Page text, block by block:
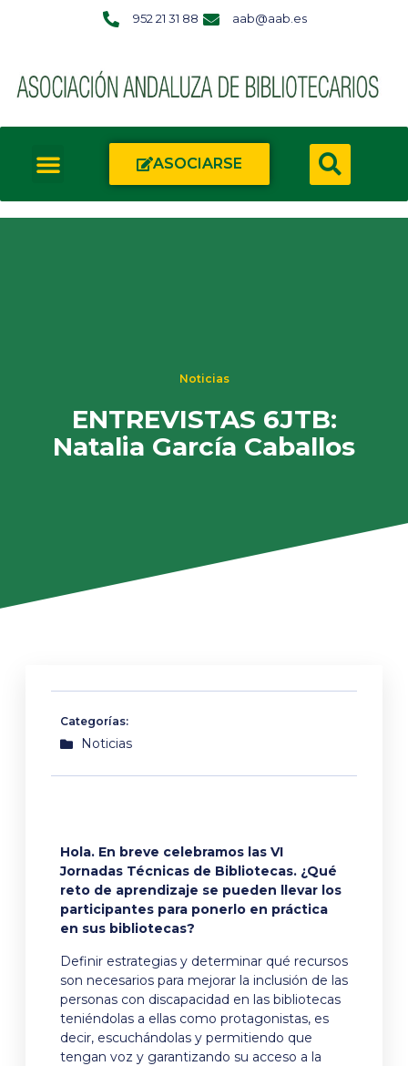
952 21 31 88 aab@aab.es
ASOCIARSE
Noticias
ENTREVISTAS 6JTB:
Natalia García Caballos
Categorías:
Noticias
Hola. En breve celebramos las VI
Jornadas Técnicas de Bibliotecas. ¿Qué
reto de aprendizaje se pueden llevar los
participantes para ponerlo en práctica
en sus bibliotecas?
Definir estrategias y determinar qué recursos
son necesarios para mejorar la inclusión de las
personas con discapacidad en las bibliotecas
teniéndolas a ellas como protagonistas, es
decir, escuchándolas y permitiendo que
tengan voz y garantizando su acceso a la